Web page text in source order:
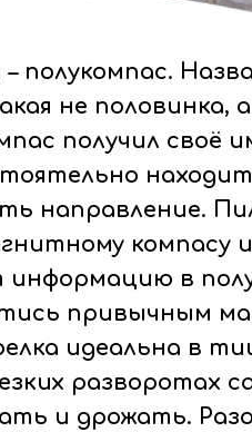
полукомпас.
не
получил своё
направление.
информацию в
привычным
идеальна в
разворотах
и дрожать.